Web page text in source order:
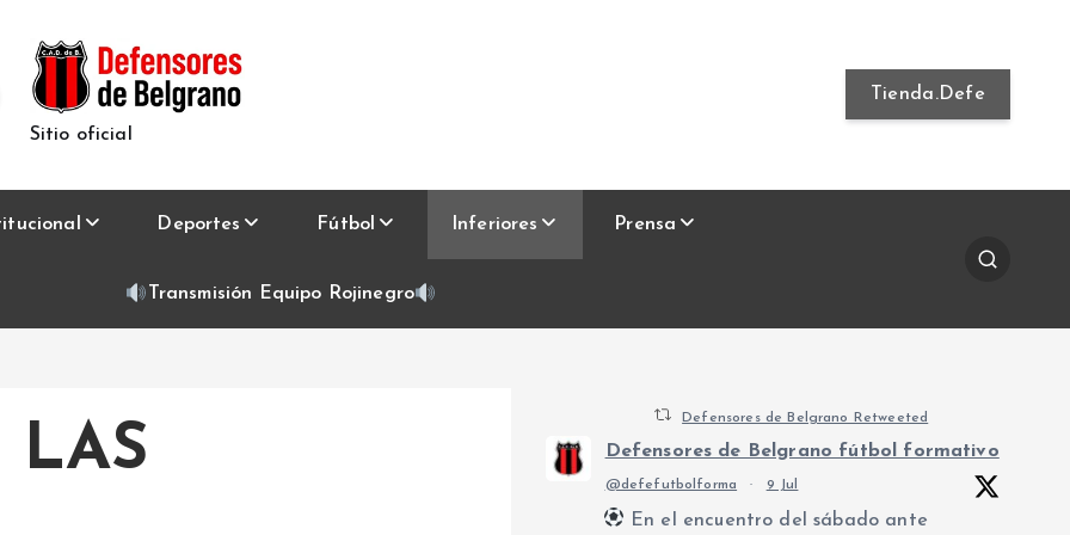
Sitio oficial
Tienda.Defe
Deportes Fútbol Inferiores Prensa
Transmisión Equipo Rojinegro
LAS
Defensores de Belgrano Retweeted
Defensores de Belgrano fútbol formativo
@defefutbolforma · 9 Jul
En el encuentro del sábado ante